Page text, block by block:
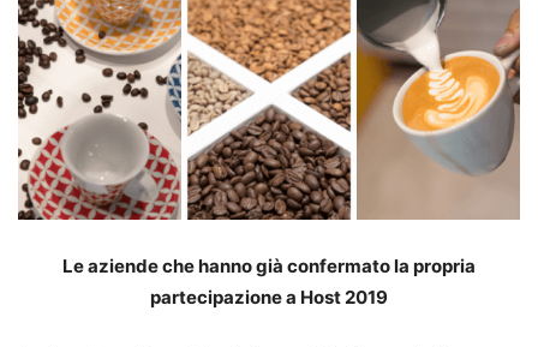
Le aziende che hanno già confermato la propria
partecipazione a Host 2019